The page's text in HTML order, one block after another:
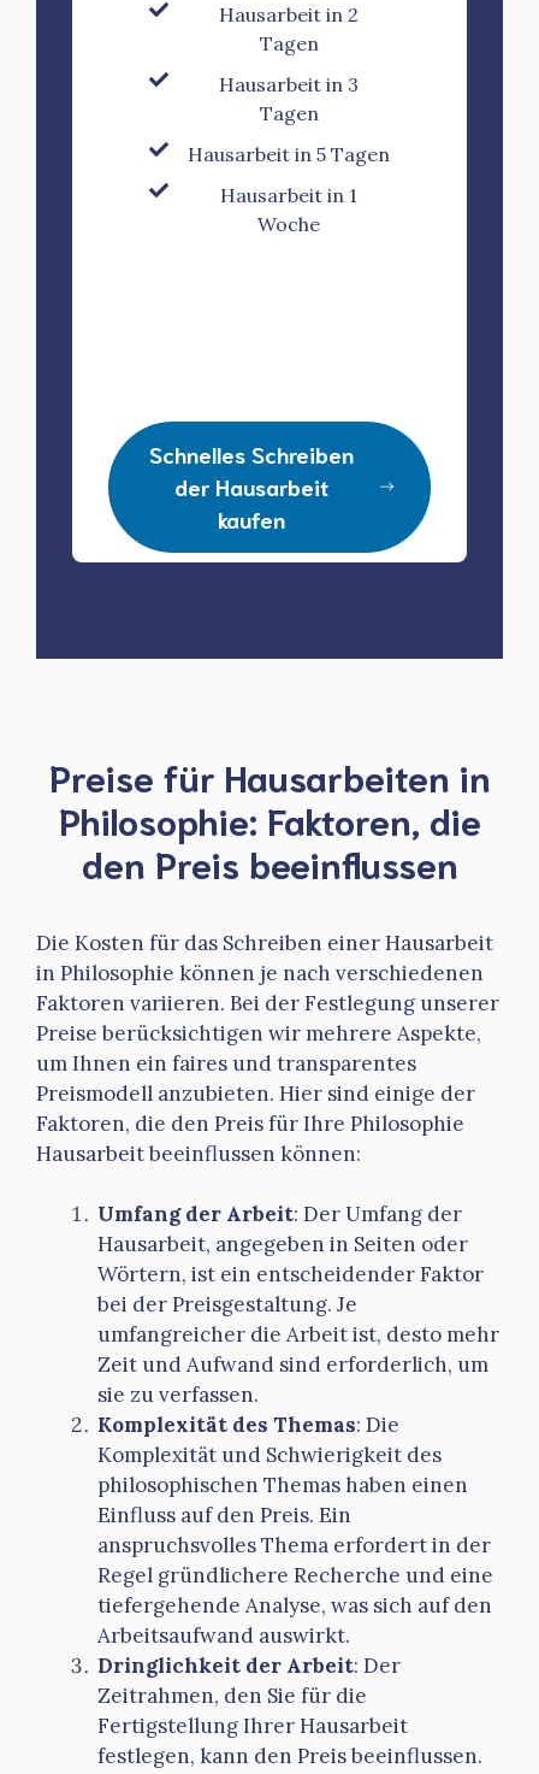
Hausarbeit in 2
Tagen
Hausarbeit in 3
Tagen
Hausarbeit in 5 Tagen
Hausarbeit in 1
Woche
Schnelles Schreiben
der Hausarbeit
kaufen
Preise für Hausarbeiten in
Philosophie: Faktoren, die
den Preis beeinflussen
Die Kosten für das Schreiben einer Hausarbeit
in Philosophie können je nach verschiedenen
Faktoren variieren. Bei der Festlegung unserer
Preise berücksichtigen wir mehrere Aspekte,
um Ihnen ein faires und transparentes
Preismodell anzubieten. Hier sind einige der
Faktoren, die den Preis für Ihre Philosophie
Hausarbeit beeinflussen können:
Umfang der Arbeit: Der Umfang der
Hausarbeit, angegeben in Seiten oder
Wörtern, ist ein entscheidender Faktor
bei der Preisgestaltung. Je
umfangreicher die Arbeit ist, desto mehr
Zeit und Aufwand sind erforderlich, um
sie zu verfassen.
Komplexität des Themas: Die
Komplexität und Schwierigkeit des
philosophischen Themas haben einen
Einfluss auf den Preis. Ein
anspruchsvolles Thema erfordert in der
Regel gründlichere Recherche und eine
tiefergehende Analyse, was sich auf den
Arbeitsaufwand auswirkt.
Dringlichkeit der Arbeit: Der
Zeitrahmen, den Sie für die
Fertigstellung Ihrer Hausarbeit
festlegen, kann den Preis beeinflussen.